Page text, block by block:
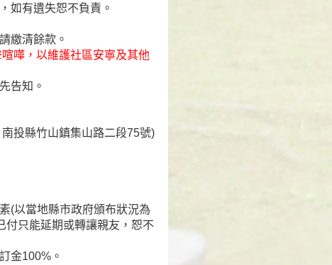
如有遺失恕不負責。
繳清餘款。
嘩，以維護社區安寧及其他
告知。
投縣竹山鎮集山路二段75號)
(以當地縣市政府頒布狀況為
付只能延期或轉讓親友，恕不
金100%。